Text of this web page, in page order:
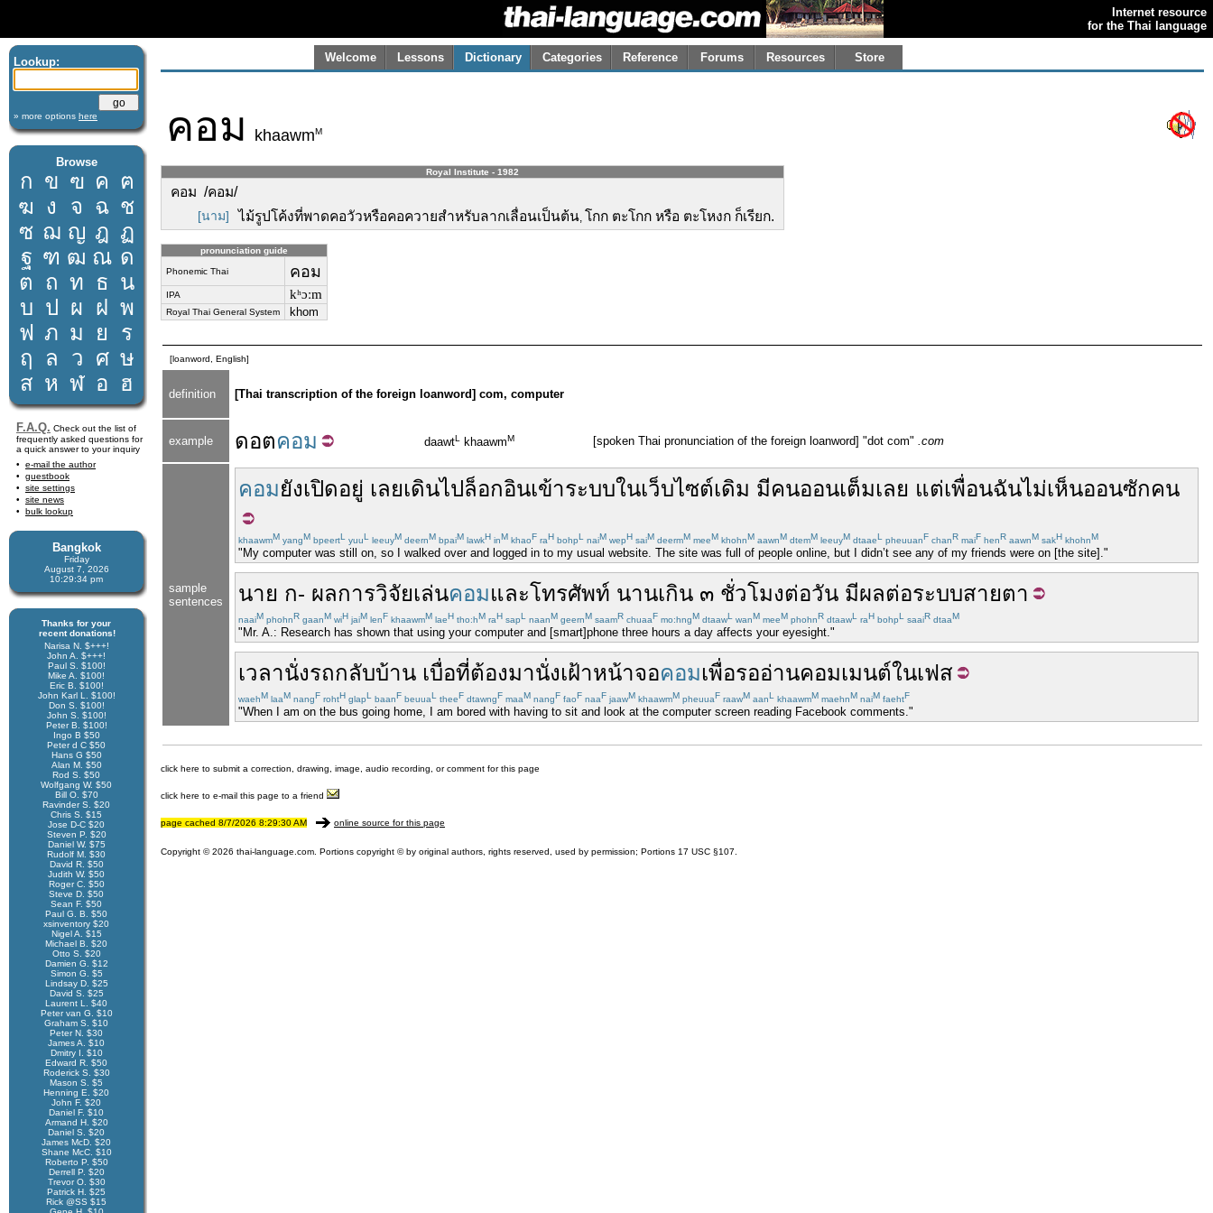
Internet resource
for the Thai language
Lookup:
» more options here
Browse
ก ข ฃ ค ฅ
ฆ ง จ ฉ ช
ซ ฌ ญ ฎ ฏ
ฐ ฑ ฒ ณ ด
ต ถ ท ธ น
บ ป ผ ฝ พ
ฟ ภ ม ย
ร
ฤ
ล ว ศ ษ
ส ห ฬ อ ฮ
F.A.Q. Check out the list of
frequently asked questions for
a quick answer to your inquiry
e-mail the author
guestbook
site settings
site news
bulk lookup
Bangkok
Friday
August 7, 2026
10:29:34 pm
Thanks for your
recent donations!
Narisa N. $+++!
John A. $+++!
Paul S. $100!
Mike A. $100!
Eric B. $100!
John Karl L. $100!
Don S. $100!
John S. $100!
Peter B. $100!
Ingo B $50
Peter d C $50
Hans G $50
Alan M. $50
Rod S. $50
Wolfgang W. $50
Bill O. $70
Ravinder S. $20
Chris S. $15
Jose D-C $20
Steven P. $20
Daniel W. $75
Rudolf M. $30
David R. $50
Judith W. $50
Roger C. $50
Steve D. $50
Sean F. $50
Paul G. B. $50
xsinventory $20
Nigel A. $15
Michael B. $20
Otto S. $20
Damien G. $12
Simon G. $5
Lindsay D. $25
David S. $25
Laurent L. $40
Peter van G. $10
Graham S. $10
Peter N. $30
James A. $10
Dmitry I. $10
Edward R. $50
Roderick S. $30
Mason S. $5
Henning E. $20
John F. $20
Daniel F. $10
Armand H. $20
Daniel S. $20
James McD. $20
Shane McC. $10
Roberto P. $50
Derrell P. $20
Trevor O. $30
Patrick H. $25
Rick @SS $15
Welcome Lessons Dictionary Categories Reference Forums Resources Store
คอม khaawmM
Royal Institute - 1982
คอม /คอม/
[นาม] ไม้รูปโค้งที่พาดคอวัวหรือคอควายสำหรับลากเลื่อนเป็นต้น, โกก ตะโกก หรือ ตะโหงก ก็เรียก.
pronunciation guide
Phonemic Thai คอม
IPA kʰɔːm
Royal Thai General System khom
[loanword, English]
definition [Thai transcription of the foreign loanword] com, computer
example ดอตคอม daawtL khaawmM [spoken Thai pronunciation of the foreign loanword] "dot com" .com
sample
sentences
คอมยังเปิดอยู่ เลยเดินไปล็อกอินเข้าระบบในเว็บไซต์เดิม มีคนออนเต็มเลย แต่เพื่อนฉันไม่เห็นออนซักคน
khaawmM yangM bpeertL yuuL leeuyM deernM bpaiM lawkH inM khaoF raH bohpL naiM wepH saiM deermM meeM khohnM aawnM dtemM leeuyM dtaaeL pheuuanF chanR maiF henR aawnM sakH khohnM
"My computer was still on, so I walked over and logged in to my usual website. The site was full of people online, but I didn’t see any of my friends were on [the site]."
นาย ก- ผลการวิจัยเล่นคอมและโทรศัพท์ นานเกิน ๓ ชั่วโมงต่อวัน มีผลต่อระบบสายตา
naaiM phohnR gaanM wiH jaiM lenF khaawmM laeH tho:hM raH sapL naanM geernM saamR chuaaF mo:hngM dtaawL wanM meeM phohnR dtaawL raH bohpL saaiR dtaaM
"Mr. A.: Research has shown that using your computer and [smart]phone three hours a day affects your eyesight."
เวลานั่งรถกลับบ้าน เบื่อที่ต้องมานั่งเฝ้าหน้าจอคอมเพื่อรออ่านคอมเมนต์ในเฟส
waehM laaM nangF rohtH glapL baanF beuuaL theeF dtawngF maaM nangF faoF naaF jaawM khaawmM pheuuaF raawM aanL khaawmM maehnM naiM faehtF
"When I am on the bus going home, I am bored with having to sit and look at the computer screen reading Facebook comments."
click here to submit a correction, drawing, image, audio recording, or comment for this page
click here to e-mail this page to a friend
page cached 8/7/2026 8:29:30 AM online source for this page
Copyright © 2026 thai-language.com. Portions copyright © by original authors, rights reserved, used by permission; Portions 17 USC §107